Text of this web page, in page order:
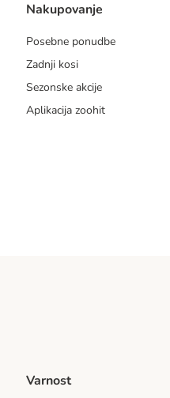
Nakupovanje
Posebne ponudbe
Zadnji kosi
Sezonske akcije
Aplikacija zoohit
Varnost